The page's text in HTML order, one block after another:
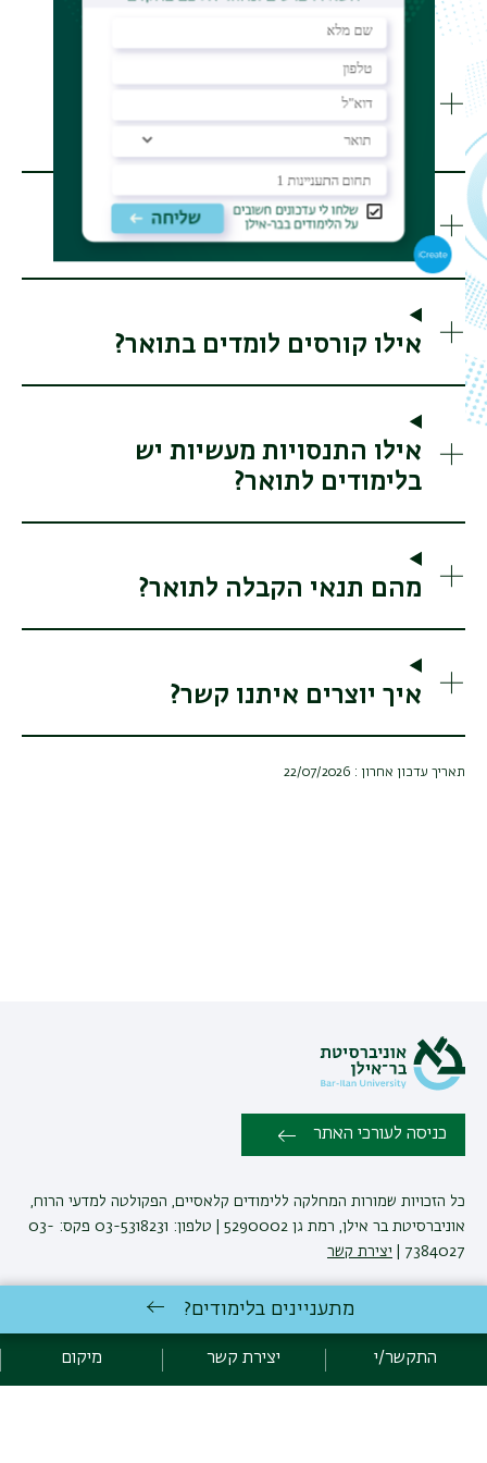
מהן אפשרויות התעסוקה
והקריירה?
איך בנויה תוכנית הלימודים?
אילו קורסים לומדים בתואר?
אילו התנסויות מעשיות יש
בלימודים לתואר?
מהם תנאי הקבלה לתואר?
איך יוצרים איתנו קשר?
תאריך עדכון אחרון : 22/07/2026
כניסה לעורכי האתר
כל הזכויות שמורות המחלקה ללימודים קלאסיים, הפקולטה למדעי הרוח,
אוניברסיטת בר אילן, רמת גן 5290002 | טלפון: 03-5318231 פקס: 03-
7384027 |
יצירת קשר
אגף תקשוב, אוניברסיטת בר-אילן
אקדימה בר-אילן
מתעניינים בלימודים?
התקשר/י יצירת קשר מיקום